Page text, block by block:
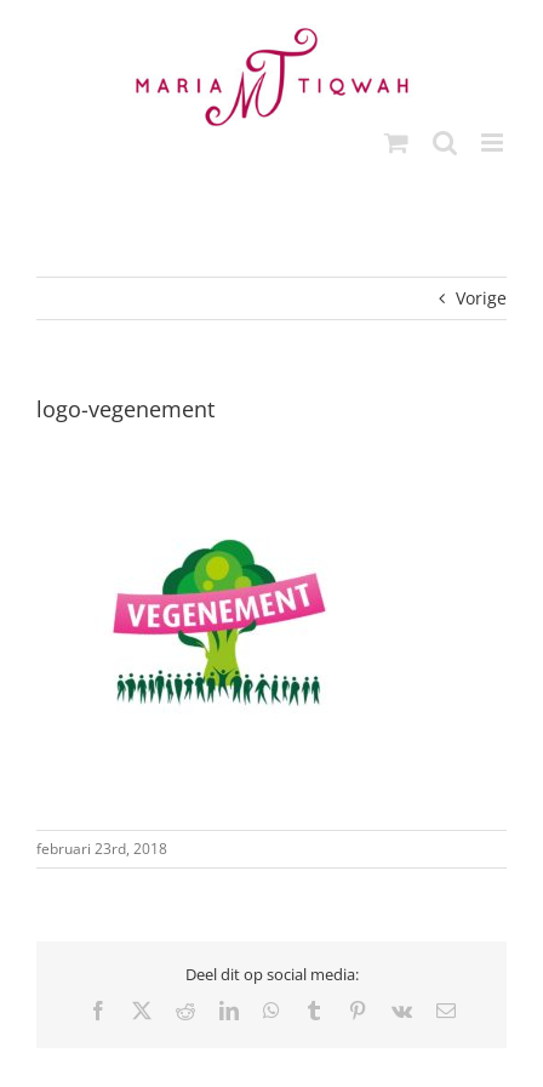
Vorige
logo-vegenement
februari 23rd, 2018
Deel dit op social media:
Facebook RedditLinkedInWhatsApp
Tumblr Pinterest
Vk
E-